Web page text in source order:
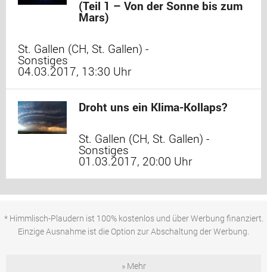
(Teil 1 – Von der Sonne bis zum
Mars)
St. Gallen (CH, St. Gallen) -
Sonstiges
04.03.2017, 13:30 Uhr
Droht uns ein Klima-Kollaps?
St. Gallen (CH, St. Gallen) -
Sonstiges
01.03.2017, 20:00 Uhr
* Himmlisch-Plaudern ist 100% kostenlos und über Werbung finanziert.
Einzige Ausnahme ist die Option zur Abschaltung der Werbung.
» Mehr